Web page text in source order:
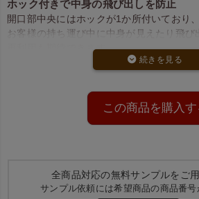
ホック付きで中身の飛び出しを防止
開口部中央にはホックが1か所付いており
お客様の持ち運び中に中身が見えたり飛び
再利用も期待できます。
ブーツや枕など長さのあるアイテムに最
ブーツや枕などの長さのある大きめの商品
雑貨類のラッピング・持ち帰り用としても
この商品を購入す
全商品対応の無料サンプルをご
サンプル依頼には希望商品の商品番